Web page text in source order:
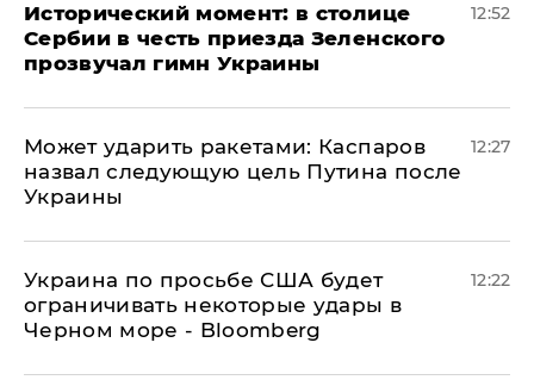
Исторический момент: в столице
Сербии в честь приезда Зеленского
прозвучал гимн Украины
12:52
Может ударить ракетами: Каспаров
назвал следующую цель Путина после
Украины
12:27
Украина по просьбе США будет
ограничивать некоторые удары в
Черном море - Bloomberg
12:22